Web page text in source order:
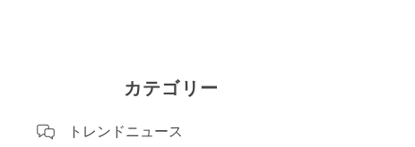
カテゴリー
トレンドニュース